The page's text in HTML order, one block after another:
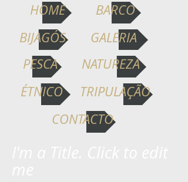
HOME
BIJAGÓS
PESCA
ÉTNICO
BARCO
GALERIA
NATUREZA
TRIPULAÇÃO
CONTACTO